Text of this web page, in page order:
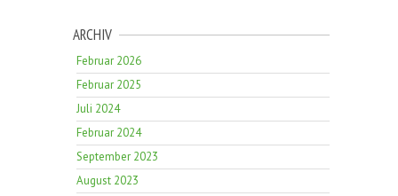
ARCHIV
Februar 2026
Februar 2025
Juli 2024
Februar 2024
September 2023
August 2023